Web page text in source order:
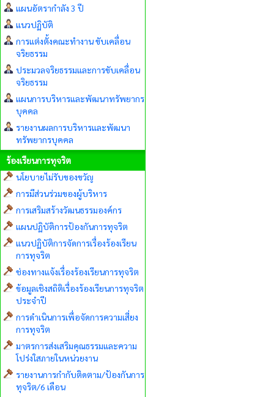
แผนอัตรากำลัง 3 ปี
แนวปฏิบัติ
การแต่งตั้งคณะทำงาน ขับเคลื่อน
จริยธรรม
ประมวลจริยธรรมและการขับเคลื่อน
จริยธรรม
แผนการบริหารและพัฒนาทรัพยากร
บุคคล
รายงานผลการบริหารและพัฒนา
ทรัพยากรบุคคล
ร้องเรียนการทุจริต
นโยบายไม่รับของขวัญ
การมีส่วนร่วมของผู้บริหาร
การเสริมสร้างวัฒนธรรมองค์กร
แผนปฏิบัติการป้องกันการทุจริต
แนวปฏิบัติการจัดการเรื่องร้องเรียน
การทุจริต
ช่องทางแจ้งเรื่องร้องเรียนการทุจริต
ข้อมูลเชิงสถิติเรื่องร้องเรียนการทุจริต
ประจำปี
การดำเนินการเพื่อจัดการความเสี่ยง
การทุจริต
มาตรการส่งเสริมคุณธรรมและความ
โปร่งใสภายในหน่วยงาน
รายงานการกำกับติดตาม/ป้องกันการ
ทุจริต/6 เดือน